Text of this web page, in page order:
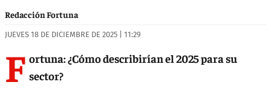
Redacción Fortuna
JUEVES 18 DE DICIEMBRE DE 2025 | 11:29
F ortuna: ¿Cómo describirían el 2025 para su
sector?